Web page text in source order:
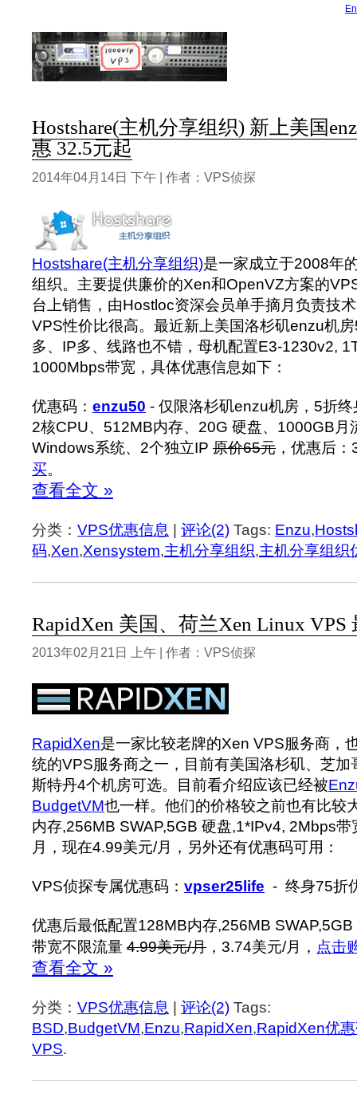
Hostshare(主机分享组织) 新上美国
惠 32.5元起
2014年04月14日 下午 | 作者：VPS侦探
Hostshare(主机分享组织)是一家成立于2008年
组织。主要提供廉价的Xen和OpenVZ方案的
台上销售，由Hostloc资深会员单手摘月负责技
VPS性价比很高。最近新上美国洛杉矶enzu机
多、IP多、线路也不错，母机配置E3-1230v2,
1000Mbps带宽，具体优惠信息如下：
优惠码： enzu50 - 仅限洛杉矶enzu机房，5折终
2核CPU、512MB内存、20G 硬盘、1000GB月
Windows系统、2个独立IP 原价65元 ，优惠后
买。
查看全文 »
分类： VPS优惠信息 | 评论(2) Tags: Enzu,
码,Xen,Xensystem,主机分享组织,主机分享组织
RapidXen 美国、荷兰Xen Linux VPS
2013年02月21日 上午 | 作者：VPS侦探
RapidXen是一家比较老牌的Xen VPS服务商，
统的VPS服务商之一，目前有美国洛杉矶、芝加
斯特丹4个机房可选。目前看介绍应该已经被
BudgetVM也一样。他们的价格较之前也有比较
内存,256MB SWAP,5GB 硬盘,1*IPv4, 2Mbps
月，现在4.99美元/月，另外还有优惠码可用：
VPS侦探专属优惠码： vpser25life - 终身75折
优惠后最低配置128MB内存,256MB
带宽不限流量 4.99美元/月 ，3.74美元/月， 点击
查看全文 »
分类： VPS优惠信息 | 评论(2) Tags:
BSD,BudgetVM,Enzu,RapidXen,RapidXen优
VPS.